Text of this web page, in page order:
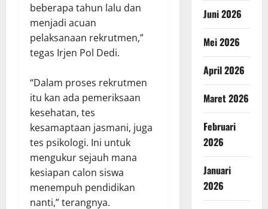
beberapa tahun lalu dan
menjadi acuan
pelaksanaan rekrutmen,”
tegas Irjen Pol Dedi.
“Dalam proses rekrutmen
itu kan ada pemeriksaan
kesehatan, tes
kesamaptaan jasmani, juga
tes psikologi. Ini untuk
mengukur sejauh mana
kesiapan calon siswa
menempuh pendidikan
nanti,” terangnya.
Juni 2026
Mei 2026
April 2026
Maret 2026
Februari
2026
Januari
2026